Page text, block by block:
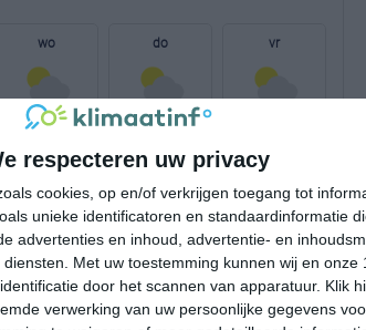
respecteren uw privacy
cookies, op en/of verkrijgen toegang tot
unieke identificatoren en standaardinformatie
advertenties en inhoud, advertentie- en
Met uw toestemming kunnen wij en onze
door het scannen van apparatuur. Klik
verwerking van uw persoonlijke gegevens
wo
28° 18°
do
28° 14°
vr
21°C 19°C 18°C
00:00 06:00